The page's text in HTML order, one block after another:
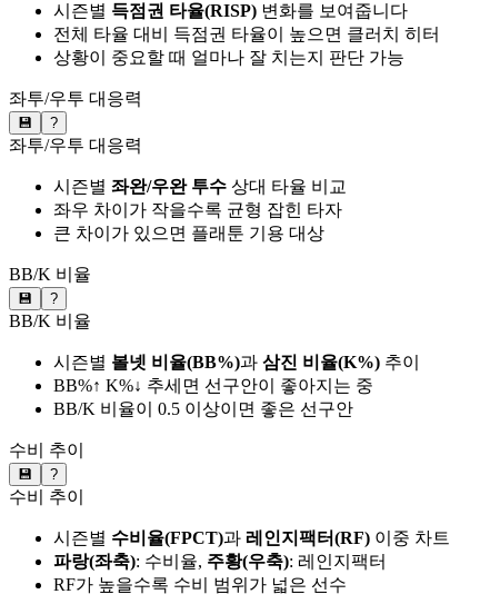
시즌별 득점권 타율(RISP) 변화를 보여줍니다
전체 타율 대비 득점권 타율이 높으면 클러치 히터
상황이 중요할 때 얼마나 잘 치는지 판단 가능
좌투/우투 대응력
💾 ?
좌투/우투 대응력
시즌별 좌완/우완 투수 상대 타율 비교
좌우 차이가 작을수록 균형 잡힌 타자
큰 차이가 있으면 플래툰 기용 대상
BB/K 비율
💾 ?
BB/K 비율
시즌별 볼넷 비율(BB%)과 삼진 비율(K%) 추이
BB%↑ K%↓ 추세면 선구안이 좋아지는 중
BB/K 비율이 0.5 이상이면 좋은 선구안
수비 추이
💾 ?
수비 추이
시즌별 수비율(FPCT)과 레인지팩터(RF) 이중 차트
파랑(좌축): 수비율, 주황(우축): 레인지팩터
RF가 높을수록 수비 범위가 넓은 선수